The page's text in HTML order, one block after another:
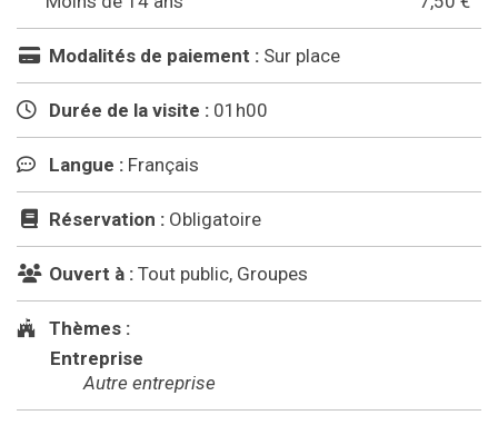
Modalités de paiement : Sur place
Durée de la visite : 01h00
Langue : Français
Réservation : Obligatoire
Ouvert à : Tout public, Groupes
Thèmes :
Entreprise
Autre entreprise